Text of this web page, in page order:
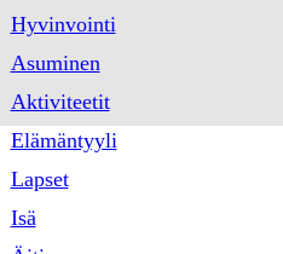
Hyvinvointi
Asuminen
Aktiviteetit
Elämäntyyli
Lapset
Isä